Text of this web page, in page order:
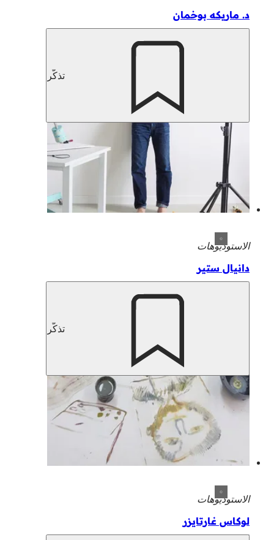
د. ماريكه بوخمان
تذكّر
الاستوديوهات
دانيال ستير
تذكّر
الاستوديوهات
لوكاس غارتايزر